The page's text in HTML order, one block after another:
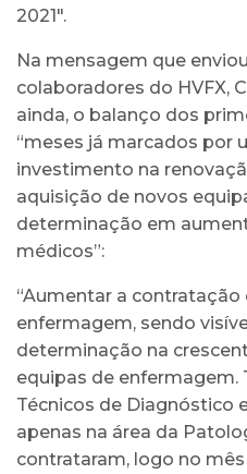
2021".
Na mensagem que
colaboradores do HVFX,
ainda, o balanço dos
“meses já marcados por
investimento na
aquisição de novos
determinação em
médicos”:
“Aumentar a
enfermagem, sendo
determinação na
equipas de enfermagem.
Técnicos de Diagnóstico
apenas na área da
contrataram, logo no